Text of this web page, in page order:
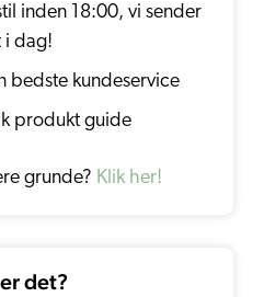
i dag!
bedste kundeservice
produkt guide
grunde? Klik her!
det?